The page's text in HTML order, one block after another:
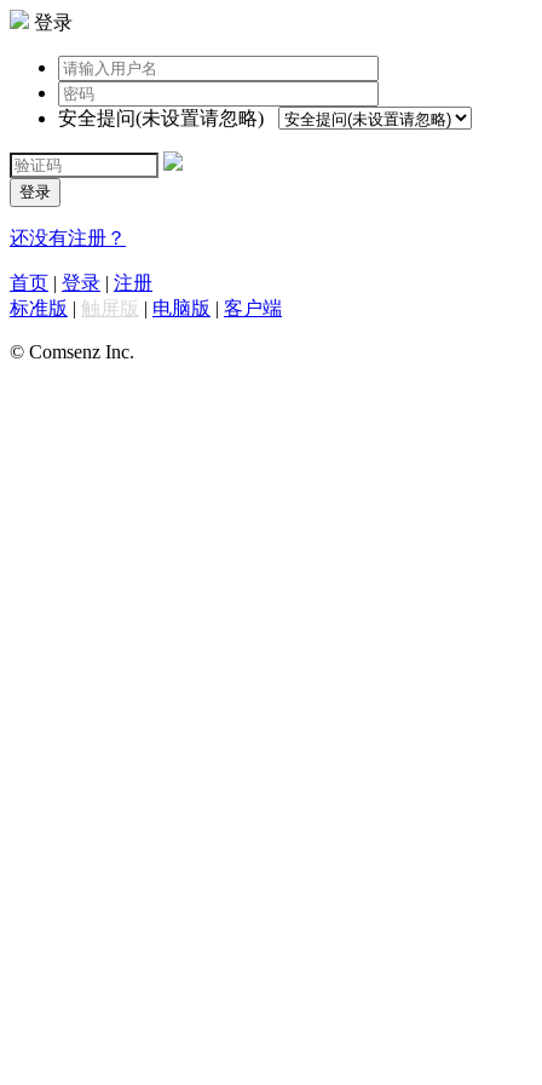
登录
安全提问(未设置请忽略)
登录
还没有注册？
首页 | 登录 | 注册
标准版 | 触屏版 | 电脑版 | 客户端
© Comsenz Inc.